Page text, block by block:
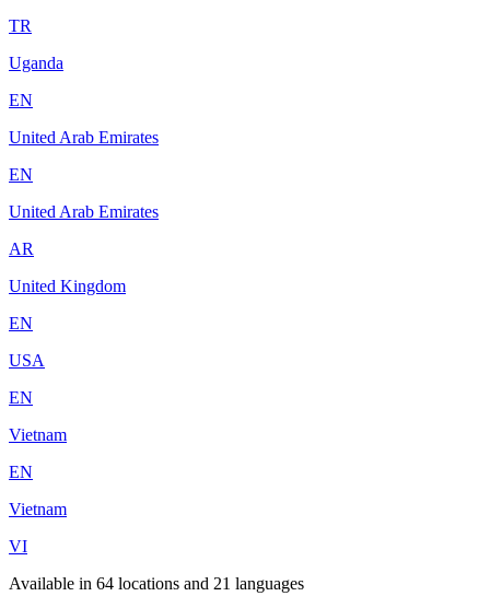
TR
Uganda
EN
United Arab Emirates
EN
United Arab Emirates
AR
United Kingdom
EN
USA
EN
Vietnam
EN
Vietnam
VI
Available in 64 locations and 21 languages